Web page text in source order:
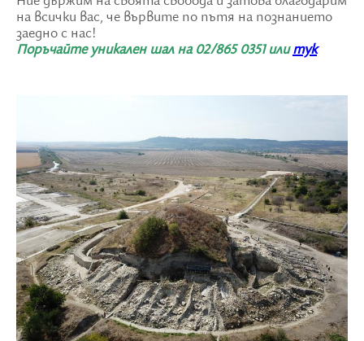
на всички вас, че вървите по пътя на познанието
заедно с нас!
Поръчайте уникален шал на 02/865 0351 илитук